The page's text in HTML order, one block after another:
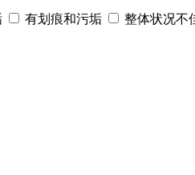
有划痕和污垢 整体状况不